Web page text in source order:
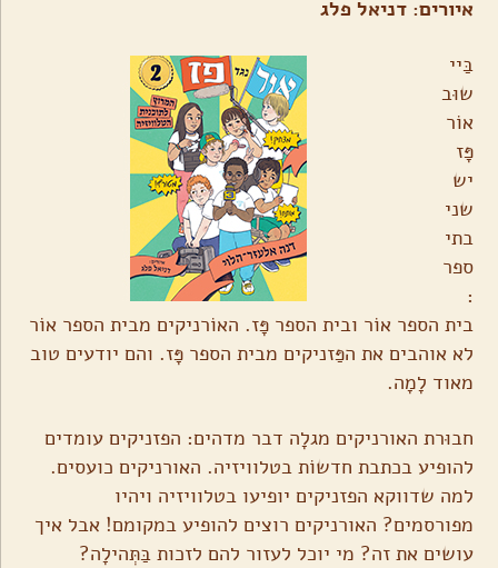
איורים: דניאל פלג
בַּיי
שוּב
אוֹר
פָּז
יש
שני
בתי
ספר
:
בית הספר אוֹר ובית הספר פָּז. האוֹרניקים מבית הספר אוֹר
לא אוהבים את הפַּזניקים מבית הספר פָּז. והם יודעים טוב
מאוד לָמָה.
חבוּרת האורניקים מגלָה דבר מדהים: הפזניקים עומדים
להופיע בכתבת חדשוֹת בטלוויזיה. האורניקים כועסים.
למה שדווקא הפזניקים יופיעו בטלוויזיה ויהיו
מפורסמים? האורניקים רוצים להופיע במקומם! אבל איך
עושים את זה? מי יוכל לעזור להם לזכות בַּתְּהילָה?